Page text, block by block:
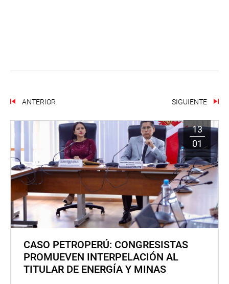
ANTERIOR SIGUIENTE
13
01
CASO PETROPERÚ: CONGRESISTAS
PROMUEVEN INTERPELACIÓN AL
TITULAR DE ENERGÍA Y MINAS